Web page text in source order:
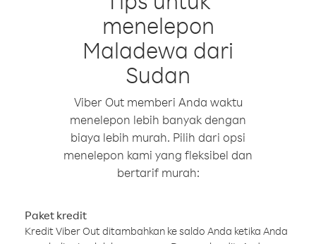
menelepon
Maladewa dari
Sudan
Viber Out memberi Anda waktu
menelepon lebih banyak dengan
biaya lebih murah. Pilih dari opsi
menelepon kami yang fleksibel dan
bertarif murah:
Paket kredit
Kredit Viber Out ditambahkan ke saldo Anda ketika Anda